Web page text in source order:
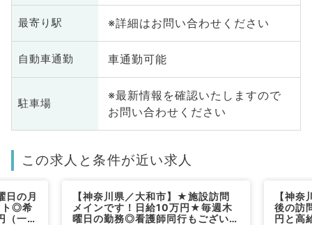
最寄り駅 ※詳細はお問い合わせください
自動車通勤 車通勤可能
駐車場
※最新情報を確認いたしますので
お問い合わせください
この求人と条件が近い求人
日の月
ト◎希
（一般
【神奈川県／大和市】★施設訪問
メインです！日給10万円★毎週木
曜日の勤務◎看護師同行もございま
【神
後の訪
円と高